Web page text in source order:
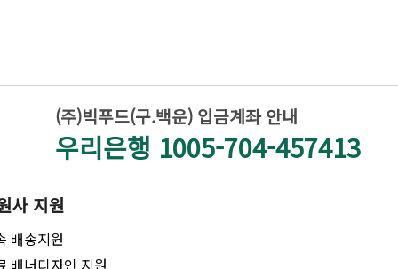
(주)빅푸드(구.백운) 입금계좌 안내
우리은행 1005-704-457413
사 지원
배송지원
배너디자인 지원